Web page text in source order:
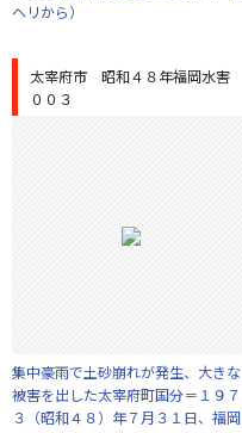
ヘリから）
太宰府市 昭和４８年福岡水害
００３
集中豪雨で土砂崩れが発生、大きな
被害を出した太宰府町国分＝１９７
３（昭和４８）年７月３１日、福岡